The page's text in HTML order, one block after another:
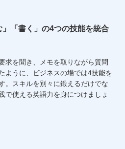
」「書く」の4つの技能を統合
求を聞き、メモを取りながら質問
ように、ビジネスの場では4技能を
。スキルを別々に鍛えるだけでな
で使える英語力を身につけましょ